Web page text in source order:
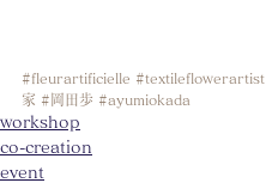
#fleurartificielle #textileflowerartist
家 #岡田歩 #ayumiokada
workshop
co-creation
event